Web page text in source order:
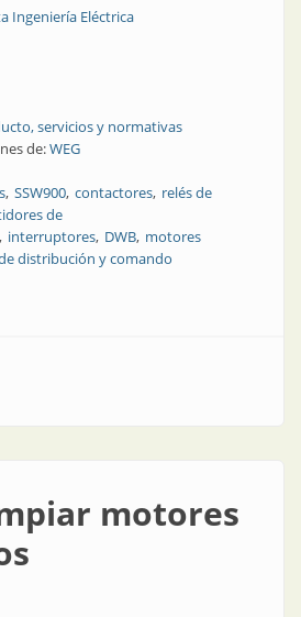
Ingeniería Eléctrica
servicios y normativas
de:WEG
SSW900 contactores relés de
de
interruptores DWB motores
distribución y comando
para accionar con inteligencia
motores